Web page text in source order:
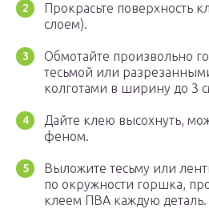
Прокрасьте поверхность
слоем).
Обмотайте произвольно
тесьмой или
колготами в ширину до 3
Дайте клею высохнуть,
феном.
Выложите тесьму или
по окружности горшка,
клеем ПВА каждую деталь.